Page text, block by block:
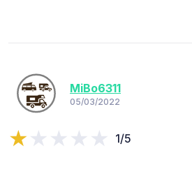
MiBo6311
05/03/2022
1/5